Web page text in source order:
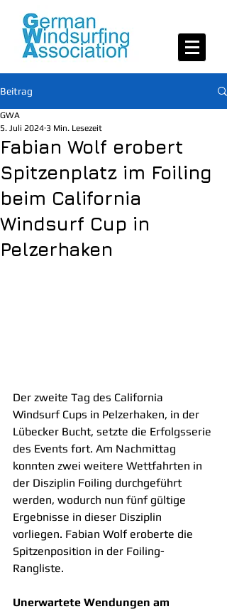
Beitrag
Fabian Wolf erobert
Spitzenplatz im Foiling
beim California
Windsurf Cup in
Pelzerhaken
GWA
5. Juli 2024 3 Min. Lesezeit
Der zweite Tag des California
Windsurf Cups in Pelzerhaken, in der
Lübecker Bucht, setzte die Erfolgsserie
des Events fort. Am Nachmittag
konnten zwei weitere Wettfahrten in
der Disziplin Foiling durchgeführt
werden, wodurch nun fünf gültige
Ergebnisse in dieser Disziplin
vorliegen. Fabian Wolf eroberte die
Spitzenposition in der Foiling-
Rangliste.
Unerwartete Wendungen am